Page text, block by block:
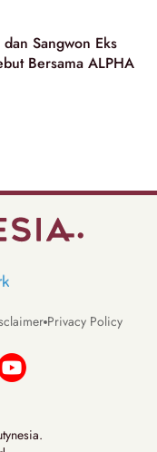
Sangwon Eks
Bersama ALPHA
Privacy Policy